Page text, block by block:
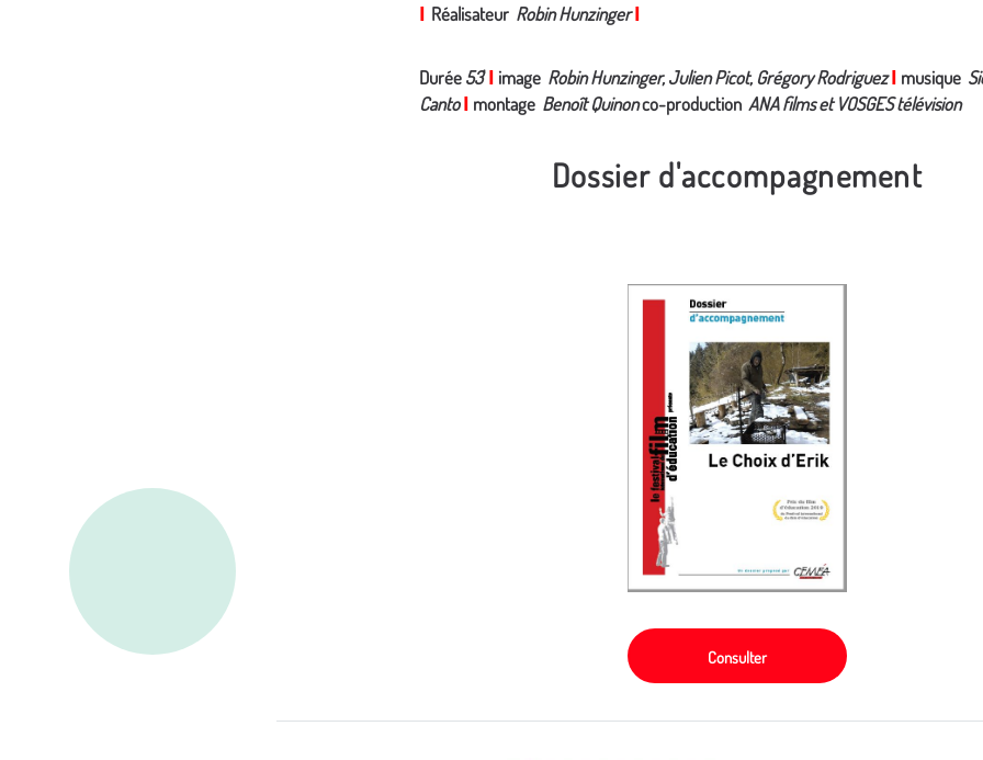
Réalisateur Robin Hunzinger
Durée53'I image Robin Hunzinger, Julien Picot, Grégory RodriguezI musique
CantoI montage Benoît Quinonco-production ANA films et VOSGES télévision
Dossier d'accompagnement
Consulter